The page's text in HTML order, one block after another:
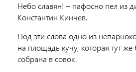
Небо славян! – пафосно пел из
Константин Кинчев.
Под эти слова одно из
на площадь кучу, которая тут
собрана в совок.